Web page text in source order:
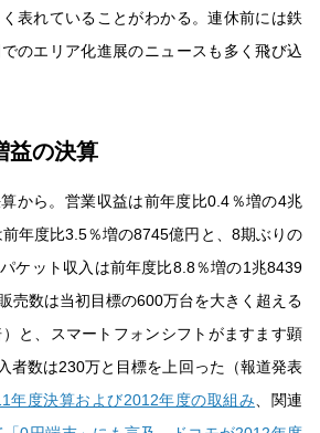
表れていることがわかる。連休前には鉄
のエリア化進展のニュースも多く飛び込
益の決算
から。営業収益は前年度比0.4％増の4兆
年度比3.5％増の8745億円と、8期ぶりの
ケット収入は前年度比8.8％増の1兆8439
売数は当初目標の600万台を大きく超える
と、スマートフォンシフトがますます顕
者数は230万と目標を上回った（報道発表
年度決算および2012年度の取組み、関連